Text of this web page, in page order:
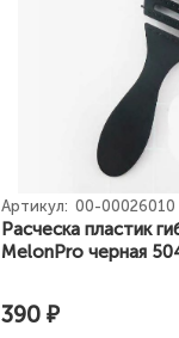
Артикул: 00-00026010
Расческа пластик
MelonPro черная
390 ₽